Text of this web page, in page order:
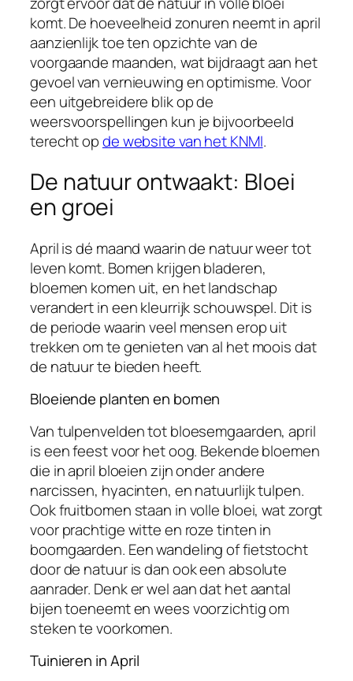
komt. De hoeveelheid zonuren neemt in april
aanzienlijk toe ten opzichte van de
voorgaande maanden, wat bijdraagt aan het
gevoel van vernieuwing en optimisme. Voor
een uitgebreidere blik op de
weersvoorspellingen kun je bijvoorbeeld
terecht opde website van het KNMI.
De natuur ontwaakt: Bloei
en groei
April is dé maand waarin de natuur weer tot
leven komt. Bomen krijgen bladeren,
bloemen komen uit, en het landschap
verandert in een kleurrijk schouwspel. Dit is
de periode waarin veel mensen erop uit
trekken om te genieten van al het moois dat
de natuur te bieden heeft.
Bloeiende planten en bomen
Van tulpenvelden tot bloesemgaarden, april
is een feest voor het oog. Bekende bloemen
die in april bloeien zijn onder andere
narcissen, hyacinten, en natuurlijk tulpen.
Ook fruitbomen staan in volle bloei, wat zorgt
voor prachtige witte en roze tinten in
boomgaarden. Een wandeling of fietstocht
door de natuur is dan ook een absolute
aanrader. Denk er wel aan dat het aantal
bijen toeneemt en wees voorzichtig om
steken te voorkomen.
Tuinieren in April